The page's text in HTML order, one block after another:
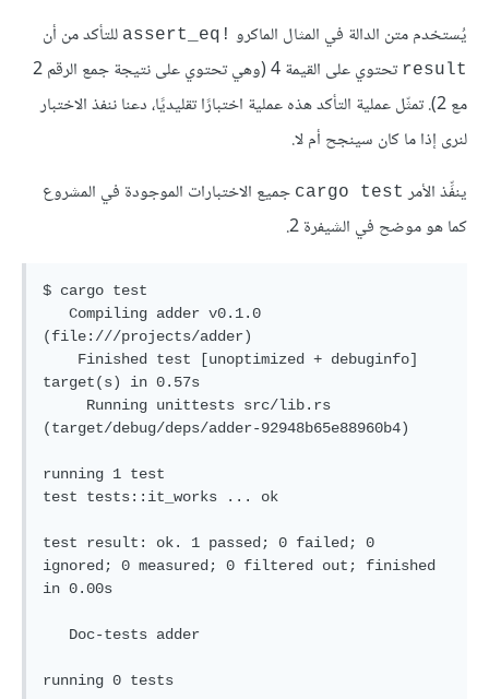
يُستخدم متن الدالة في المثال الماكرو assert_eq!‎ للتأكد من أن
result
تحتوي على القيمة 4 (وهي تحتوي على نتيجة جمع الرقم 2
مع 2). تمثّل عملية التأكد هذه عملية اختبارًا تقليديًا، دعنا ننفذ الاختبار
لنرى إذا ما كان سينجح أم لا.
ينفِّذ الأمر cargo test جميع الاختبارات الموجودة في المشروع
كما هو موضح في الشيفرة 2.
$ cargo test
(file:///projects/adder)
target(s) in 0.57s
(target/debug/deps/adder-92948b65e88960b4)
running 1 test
test tests::it_works ... ok
test result: ok. 1 passed; 0 failed; 0
ignored; 0 measured; 0 filtered out; finished
in 0.00s
running 0 tests